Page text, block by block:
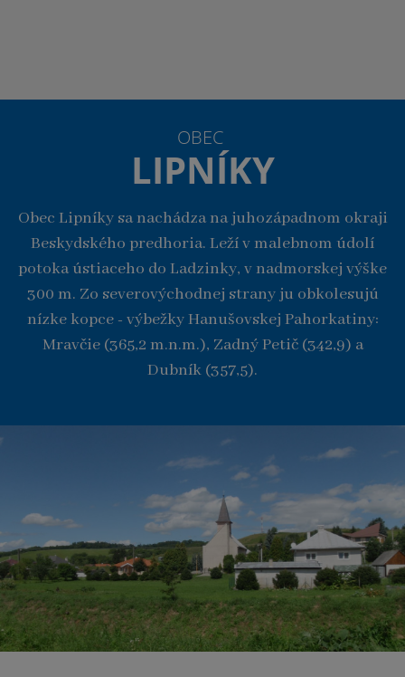
OBEC
LIPNÍKY
Obec Lipníky sa nachádza na juhozápadnom okraji
Beskydského predhoria. Leží v malebnom údolí
potoka ústiaceho do Ladzinky, v nadmorskej výške
300 m. Zo severovýchodnej strany ju obkolesujú
nízke kopce - výbežky Hanušovskej Pahorkatiny:
Mravčie (365,2 m.n.m.), Zadný Petič (342,9) a
Dubník (357,5).